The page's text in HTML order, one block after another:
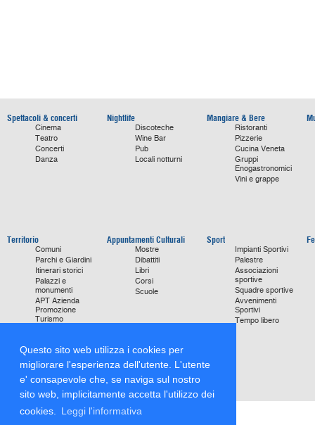
Questo sito web utilizza i cookies per
migliorare l'esperienza dell'utente. L'utente
e' consapevole che, se naviga sul nostro
sito web, implicitamente accetta l'utilizzo dei
cookies.
Leggi l'informativa
Spettacoli & concerti
Cinema
Teatro
Concerti
Danza
Nightlife
Discoteche
Wine Bar
Pub
Locali notturni
Mangiare & Bere
Ristoranti
Pizzerie
Cucina Veneta
Gruppi
Enogastronomici
Vini e grappe
Territorio
Comuni
Parchi e Giardini
Itinerari storici
Palazzi e
monumenti
APT Azienda
Promozione
Turismo
monumentali
Storie di Successo
Focus on
Appuntamenti Culturali
Mostre
Dibattiti
Libri
Corsi
Scuole
Sport
Impianti Sportivi
Palestre
Associazioni
sportive
Squadre sportive
Avvenimenti
Sportivi
Tempo libero